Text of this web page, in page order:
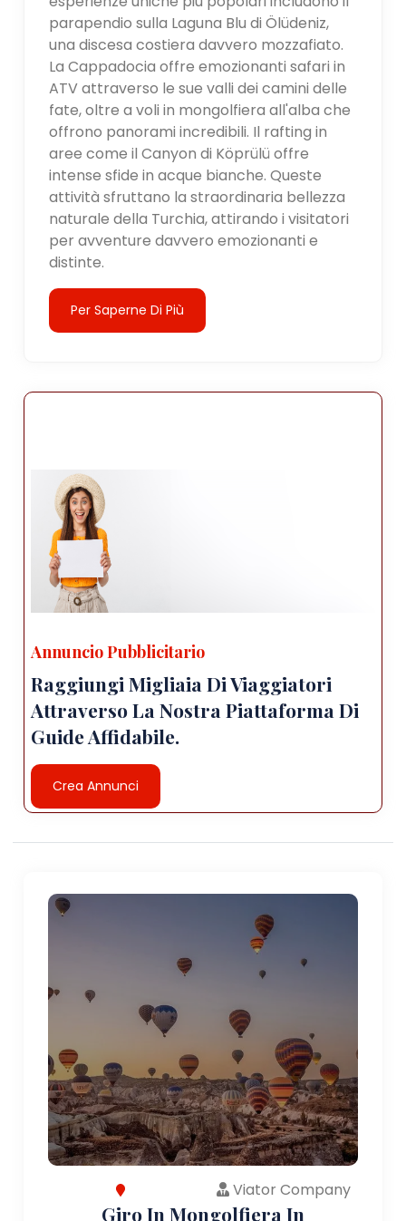
parapendio sulla Laguna Blu di Ölüdeniz,
una discesa costiera davvero mozzafiato.
La Cappadocia offre emozionanti safari in
ATV attraverso le sue valli dei camini delle
fate, oltre a voli in mongolfiera all'alba che
offrono panorami incredibili. Il rafting in
aree come il Canyon di Köprülü offre
intense sfide in acque bianche. Queste
attività sfruttano la straordinaria bellezza
naturale della Turchia, attirando i visitatori
per avventure davvero emozionanti e
distinte.
Per Saperne Di Più
Annuncio Pubblicitario
Raggiungi Migliaia Di Viaggiatori
Attraverso La Nostra Piattaforma Di
Guide Affidabile.
Crea Annunci
Viator Company
Giro In Mongolfiera In